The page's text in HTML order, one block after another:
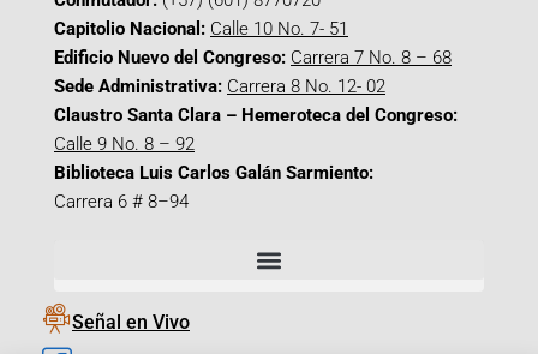
Capitolio Nacional: Calle 10 No. 7- 51
Edificio Nuevo del Congreso: Carrera 7 No. 8 – 68
Sede Administrativa: Carrera 8 No. 12- 02
Claustro Santa Clara – Hemeroteca del Congreso:
Calle 9 No. 8 – 92
Biblioteca Luis Carlos Galán Sarmiento:
Carrera 6 # 8–94
Señal en Vivo